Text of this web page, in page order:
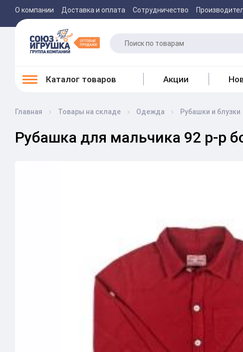
О компании Доставка и оплата Сотрудничество
Каталог товаров Акции
Главная Товары на складе Одежда Рубашки и блузки
Рубашка для мальчика 92 р-р